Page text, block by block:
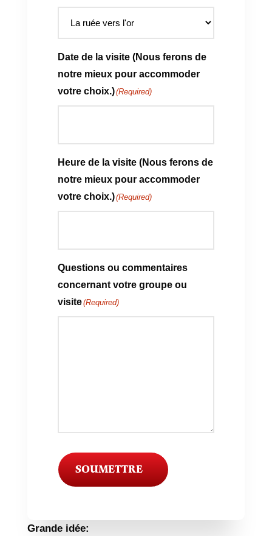
Date de la visite (Nous ferons de
notre mieux pour accommoder
votre choix.)(Required)
Heure de la visite (Nous ferons de
notre mieux pour accommoder
votre choix.)(Required)
Questions ou commentaires
concernant votre groupe ou
visite(Required)
SOUMETTRE
Grande idée: